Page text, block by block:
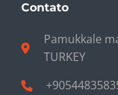
Contato
Pamukkale
TURKEY